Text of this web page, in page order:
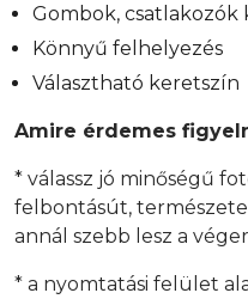
Gombok,
Könnyű felhelyezés
Választható keretszín
Amire érdemes
* válassz jó minőségű
felbontásút,
annál szebb lesz a
* a nyomtatási felület